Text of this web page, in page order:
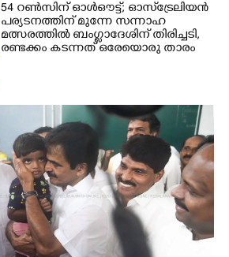
54 റൺസിന് ഓൾഔട്ട്; ഓസ്‌ട്രേലിയൻ
പര്യടനത്തിന് മുന്നേ സന്നാഹ
മത്സരത്തിൽ ബംഗ്ലാദേശിന് തിരിച്ചടി,
രണ്ടക്കം കടന്നത് ഒരേയൊരു താരം